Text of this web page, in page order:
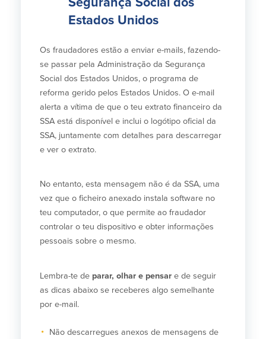
Estados Unidos
Os fraudadores estão a enviar e-mails, fazendo-
se passar pela Administração da Segurança
Social dos Estados Unidos, o programa de
reforma gerido pelos Estados Unidos. O e-mail
alerta a vítima de que o teu extrato financeiro da
SSA está disponível e inclui o logótipo oficial da
SSA, juntamente com detalhes para descarregar
e ver o extrato.
No entanto, esta mensagem não é da SSA, uma
vez que o ficheiro anexado instala software no
teu computador, o que permite ao fraudador
controlar o teu dispositivo e obter informações
pessoais sobre o mesmo.
Lembra-te de parar, olhar e pensar e de seguir
as dicas abaixo se receberes algo semelhante
por e-mail.
Não descarregues anexos de mensagens de